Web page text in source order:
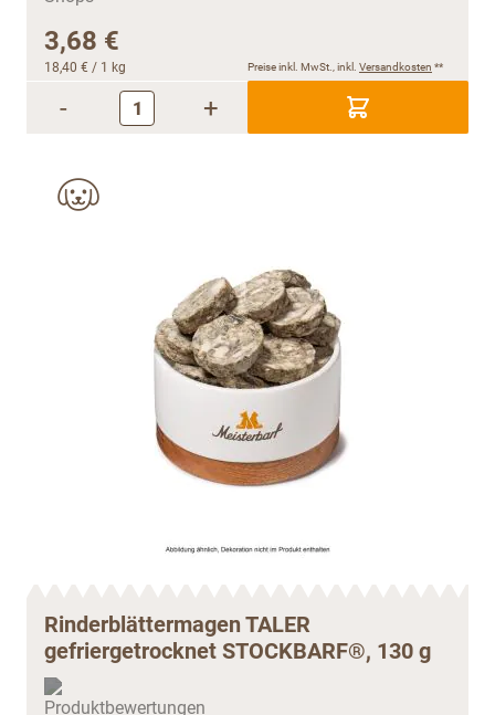
3,68 €
18,40 € / 1 kg Preise inkl. MwSt., inkl. Versandkosten **
- +
Rinderblättermagen TALER
gefriergetrocknet STOCKBARF®, 130 g